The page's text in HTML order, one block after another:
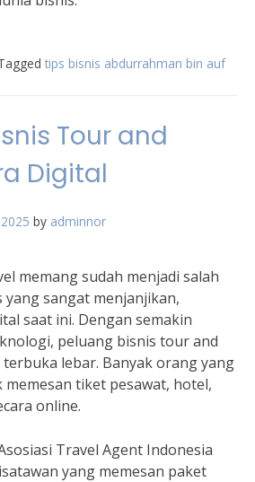
tips bisnis abdurrahman bin auf
Tour and
Digital
by adminnor
memang sudah menjadi salah
sangat menjanjikan,
saat ini. Dengan semakin
peluang bisnis tour and
lebar. Banyak orang yang
tiket pesawat, hotel,
online.
Travel Agent Indonesia
yang memesan paket